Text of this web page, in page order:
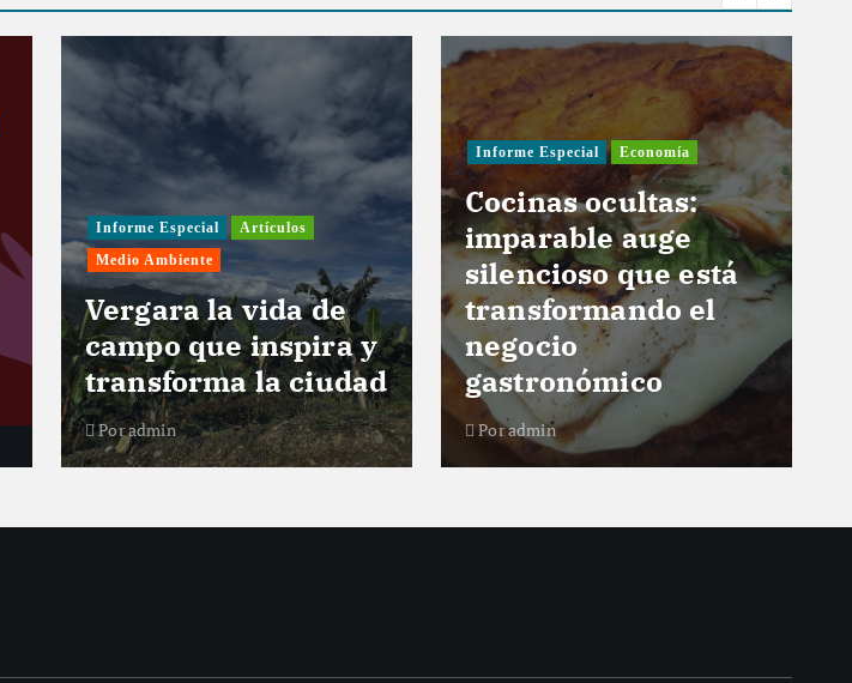
Informe Especial
Artículos
Medio Ambiente
Vergara la vida de
campo que inspira y
transforma la ciudad
Poradmin
Informe Especial Economía
Cocinas ocultas:
imparable auge
silencioso que está
transformando el
negocio
gastronómico
Poradmin